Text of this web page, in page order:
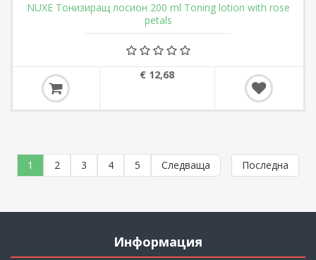
NUXE Тонизиращ лосион 200 ml Toning lotion with rose
petals
€ 12,68
1 2 3 4 5 Следваща Последна
Информация